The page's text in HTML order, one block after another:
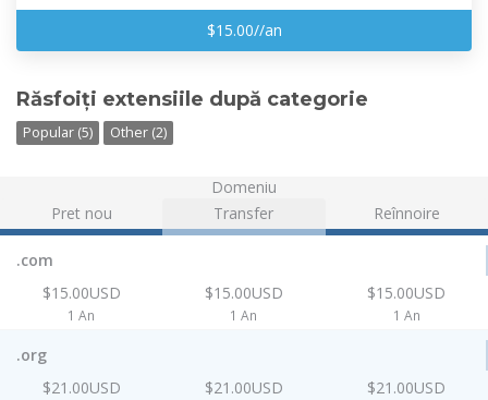
$15.00//an
Răsfoiți extensiile după categorie
Popular (5) Other (2)
Domeniu
Pret nou
Transfer Reînnoire
.com
$15.00USD
1 An
$15.00USD
1 An
$15.00USD
1 An
.org
$21.00USD
$21.00USD $21.00USD